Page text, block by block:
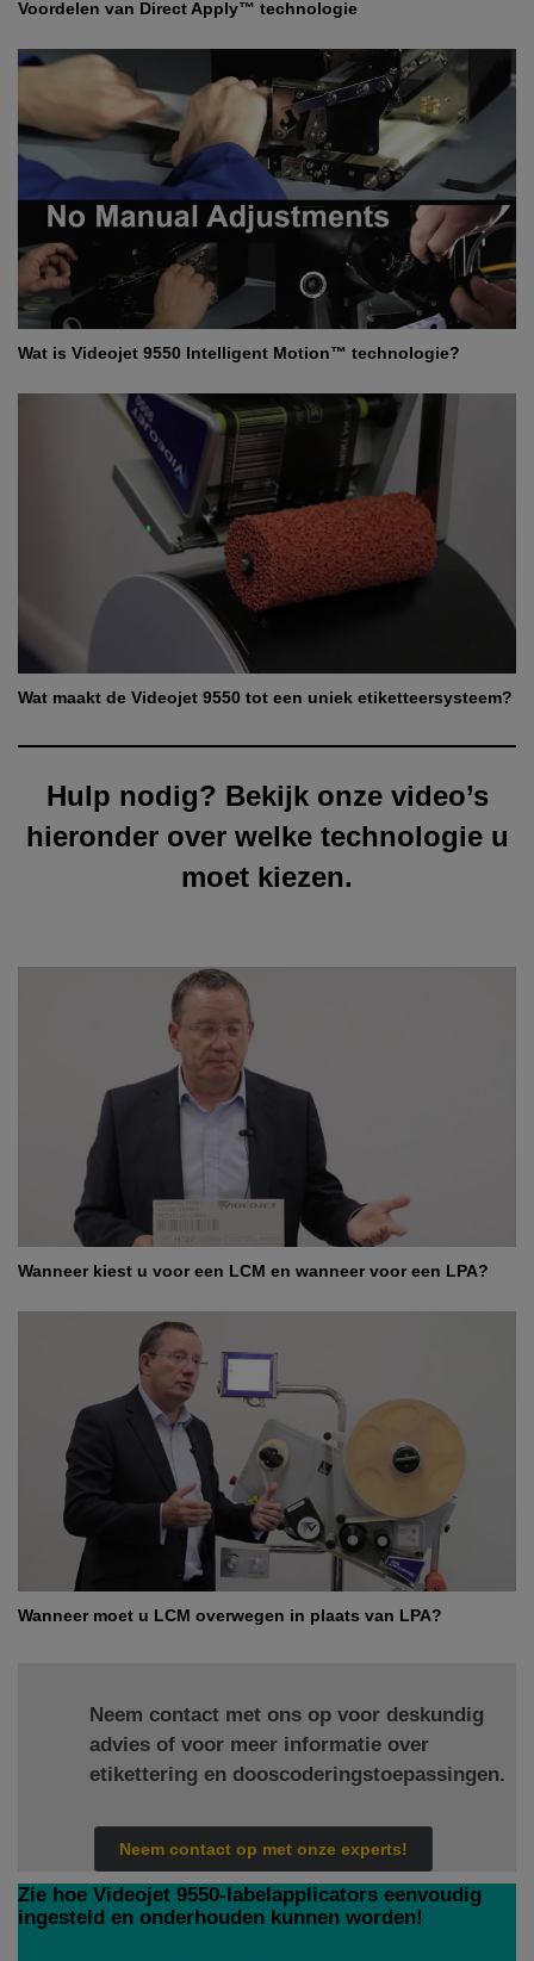
Voordelen van Direct Apply™ technologie
Wat is Videojet 9550 Intelligent Motion™ technologie?
Wat maakt de Videojet 9550 tot een uniek etiketteersysteem?
Hulp nodig? Bekijk onze video’s
hieronder over welke technologie u
moet kiezen.
Wanneer kiest u voor een LCM en wanneer voor een LPA?
Wanneer moet u LCM overwegen in plaats van LPA?
Neem contact met ons op voor deskundig
advies of voor meer informatie over
etikettering en dooscoderingstoepassingen.
Neem contact op met onze experts!
Zie hoe Videojet 9550-labelapplicators eenvoudig
ingesteld en onderhouden kunnen worden!